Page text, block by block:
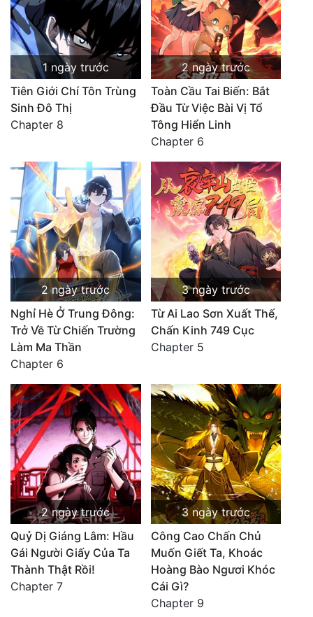
1 ngày trước
Tiên Giới Chí Tôn Trùng
Sinh Đô Thị
Chapter 8
2 ngày trước
Toàn Cầu Tai Biến: Bắt
Đầu Từ Việc Bài Vị Tổ
Tông Hiển Linh
Chapter 6
2 ngày trước
Nghỉ Hè Ở Trung Đông:
Trở Về Từ Chiến Trường
Làm Ma Thần
Chapter 6
3 ngày trước
Từ Ai Lao Sơn Xuất Thế,
Chấn Kinh 749 Cục
Chapter 5
2 ngày trước
Quỷ Dị Giáng Lâm: Hầu
Gái Người Giấy Của Ta
Thành Thật Rồi!
Chapter 7
3 ngày trước
Công Cao Chấn Chủ
Muốn Giết Ta, Khoác
Hoàng Bào Ngươi Khóc
Cái Gì?
Chapter 9